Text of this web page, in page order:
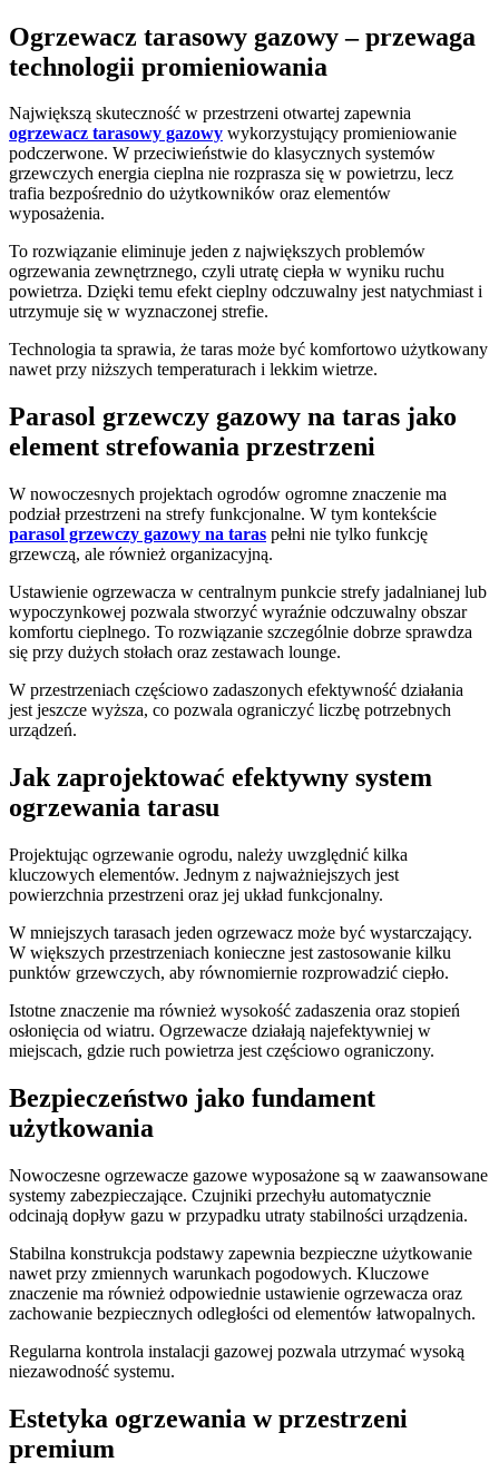
Ogrzewacz tarasowy gazowy – przewaga
technologii promieniowania
Największą skuteczność w przestrzeni otwartej zapewnia
ogrzewacz tarasowy gazowy wykorzystujący promieniowanie
podczerwone. W przeciwieństwie do klasycznych systemów
grzewczych energia cieplna nie rozprasza się w powietrzu, lecz
trafia bezpośrednio do użytkowników oraz elementów
wyposażenia.
To rozwiązanie eliminuje jeden z największych problemów
ogrzewania zewnętrznego, czyli utratę ciepła w wyniku ruchu
powietrza. Dzięki temu efekt cieplny odczuwalny jest natychmiast i
utrzymuje się w wyznaczonej strefie.
Technologia ta sprawia, że taras może być komfortowo użytkowany
nawet przy niższych temperaturach i lekkim wietrze.
Parasol grzewczy gazowy na taras jako
element strefowania przestrzeni
W nowoczesnych projektach ogrodów ogromne znaczenie ma
podział przestrzeni na strefy funkcjonalne. W tym kontekście
parasol grzewczy gazowy na taras pełni nie tylko funkcję
grzewczą, ale również organizacyjną.
Ustawienie ogrzewacza w centralnym punkcie strefy jadalnianej lub
wypoczynkowej pozwala stworzyć wyraźnie odczuwalny obszar
komfortu cieplnego. To rozwiązanie szczególnie dobrze sprawdza
się przy dużych stołach oraz zestawach lounge.
W przestrzeniach częściowo zadaszonych efektywność działania
jest jeszcze wyższa, co pozwala ograniczyć liczbę potrzebnych
urządzeń.
Jak zaprojektować efektywny system
ogrzewania tarasu
Projektując ogrzewanie ogrodu, należy uwzględnić kilka
kluczowych elementów. Jednym z najważniejszych jest
powierzchnia przestrzeni oraz jej układ funkcjonalny.
W mniejszych tarasach jeden ogrzewacz może być wystarczający.
W większych przestrzeniach konieczne jest zastosowanie kilku
punktów grzewczych, aby równomiernie rozprowadzić ciepło.
Istotne znaczenie ma również wysokość zadaszenia oraz stopień
osłonięcia od wiatru. Ogrzewacze działają najefektywniej w
miejscach, gdzie ruch powietrza jest częściowo ograniczony.
Bezpieczeństwo jako fundament
użytkowania
Nowoczesne ogrzewacze gazowe wyposażone są w zaawansowane
systemy zabezpieczające. Czujniki przechyłu automatycznie
odcinają dopływ gazu w przypadku utraty stabilności urządzenia.
Stabilna konstrukcja podstawy zapewnia bezpieczne użytkowanie
nawet przy zmiennych warunkach pogodowych. Kluczowe
znaczenie ma również odpowiednie ustawienie ogrzewacza oraz
zachowanie bezpiecznych odległości od elementów łatwopalnych.
Regularna kontrola instalacji gazowej pozwala utrzymać wysoką
niezawodność systemu.
Estetyka ogrzewania w przestrzeni
premium